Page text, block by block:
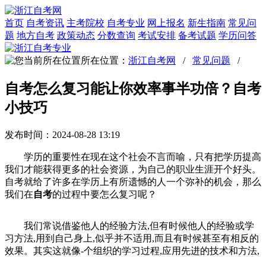
首页 自考资讯 主考院校 自考专业 网上报名 新生指南 常见问
题 地方自考 政策动态 分数查询 考试安排 备考试题 学历问答
所在位置： 浙江自考网 / 常见问题 /
自考怎么复习能让你效率事半功倍？自考
小技巧
发布时间：2024-08-28 13:19
学历的重要性在现在这个社会不言而喻，只有把学历提高
我们才能获得更多的社会资源，为自己的职业生涯开个好头。
自考就给了许多在学历上有所遗憾的人一个弥补的机会，那么
我们在自考的过程中要怎么复习呢？
我们常说借鉴他人的经验方法,但有时候他人的经验或学
习方法,用到自己身上,似乎并不适用,而且有时候甚至有相反的
效果。其实这就像-个组织的学习过程,应用先进的技术和方法,